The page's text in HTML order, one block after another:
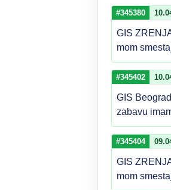
#345380
GIS
mom
#345402
GIS
zabavu
#345404
GIS
mom